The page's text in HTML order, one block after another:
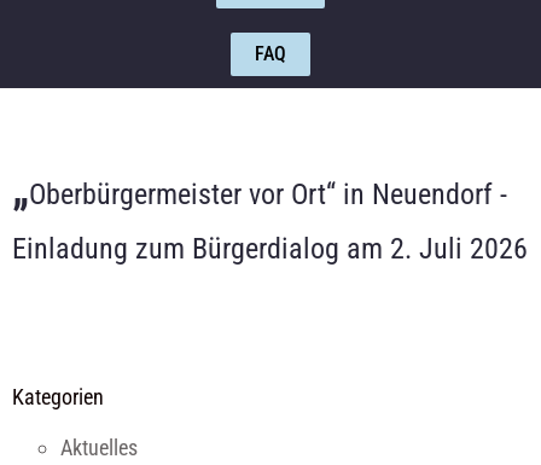
FAQ
„Oberbürgermeister vor Ort“ in Neuendorf -
Einladung zum Bürgerdialog am 2. Juli 2026
Kategorien
Aktuelles